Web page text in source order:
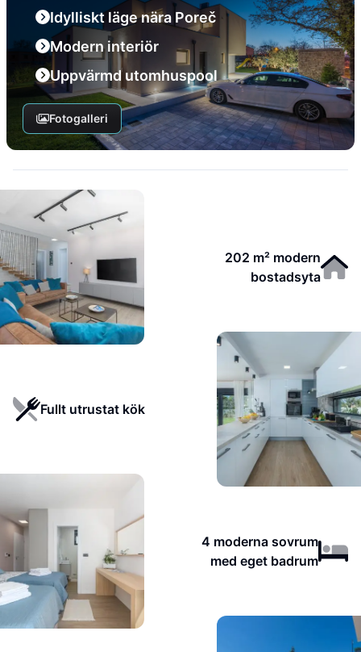
Idylliskt läge nära Poreč
Modern interiör
Uppvärmd utomhuspool
Fotogalleri
202 m² modern
bostadsyta
Fullt utrustat kök
4 moderna sovrum
med eget badrum